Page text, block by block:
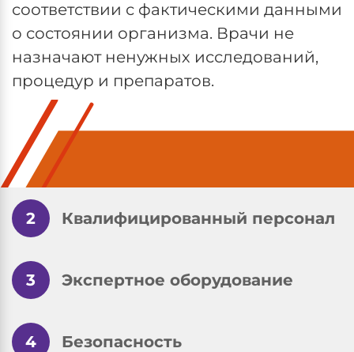
соответствии с фактическими данными
о состоянии организма. Врачи не
назначают ненужных исследований,
процедур и препаратов.
2 Квалифицированный персонал
3 Экспертное оборудование
4 Безопасность